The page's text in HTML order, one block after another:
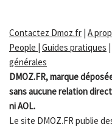
Contactez Dmoz.fr | A
People | Guides pratiques |
générales
DMOZ.FR, marque
sans aucune relation
ni AOL.
Le site DMOZ.FR publie